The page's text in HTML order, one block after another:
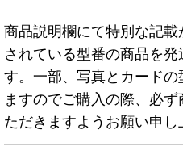
商品説明欄にて特別な記
されている型番の商品を
す。一部、写真とカード
ますのでご購入の際、必
ただきますようお願い申し